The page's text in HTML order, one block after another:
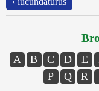
A B C D E
P
Q R